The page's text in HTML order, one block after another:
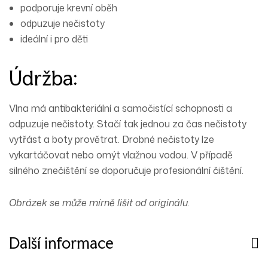
podporuje krevní oběh
odpuzuje nečistoty
ideální i pro děti
Údržba:
Vlna má antibakteriální a samočistící schopnosti a
odpuzuje nečistoty. Stačí tak jednou za čas nečistoty
vytřást a boty provětrat. Drobné nečistoty lze
vykartáčovat nebo omýt vlažnou vodou. V případě
silného znečištění se doporučuje profesionální čištění.
Obrázek se může mírně lišit od originálu.
Další informace